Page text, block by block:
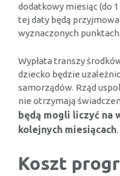
dodatkowy miesiąc (do
tej daty będą
wyznaczonych punktach.
Wypłata transzy
dziecko będzie
samorządów. Rząd
nie otrzymają
będą mogli liczyć na
kolejnych miesiącach.
Koszt